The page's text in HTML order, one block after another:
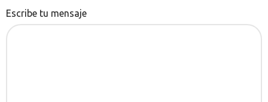
Escribe tu mensaje